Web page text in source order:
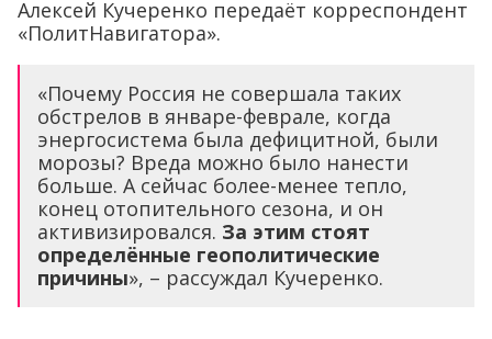
Алексей Кучеренко передаёт корреспондент
«ПолитНавигатора».
«Почему Россия не совершала таких
обстрелов в январе-феврале, когда
энергосистема была дефицитной, были
морозы? Вреда можно было нанести
больше. А сейчас более-менее тепло,
конец отопительного сезона, и он
активизировался. За этим стоят
определённые геополитические
причины», – рассуждал Кучеренко.